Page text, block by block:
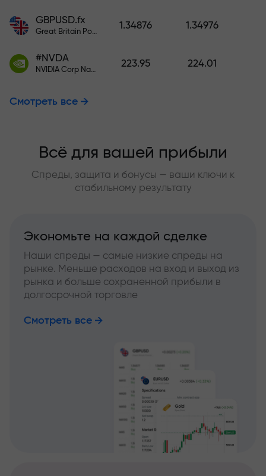
GBPUSD.fx
Great Britain Pound vs US Dollar
1.34876 1.34976
#NVDA
NVIDIA Corp Nasdaq Stock Exchange (Nasdaq) USD
223.95 224.01
Смотреть все
Всё для вашей прибыли
Спреды, защита и бонусы — ваши ключи к
стабильному результату
Экономьте на каждой сделке
Наши спреды — самые низкие спреды на
рынке. Меньше расходов на вход и выход из
рынка и больше сохраненной прибыли в
долгосрочной торговле
Смотреть все